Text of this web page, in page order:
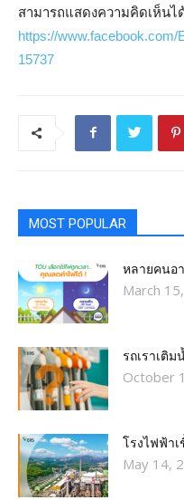
สามารถแสดงความคิดเห็นไ
https://www.facebook.com/
15737
MOST POPULAR
หลายคนอา
March
รถเราเติม
October
โรงไฟฟ้า
May 14,